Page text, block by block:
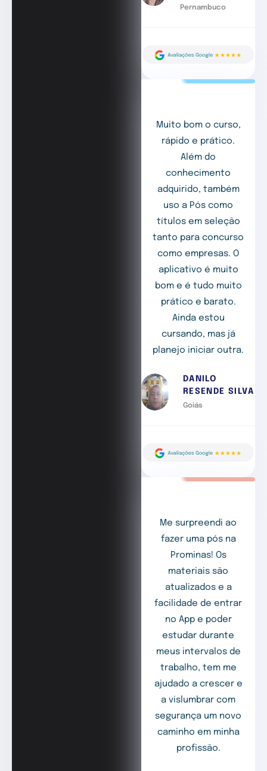
Pernambuco
Muito bom o curso,
rápido e prático.
Além do
conhecimento
adquirido, também
uso a Pós como
títulos em seleção
tanto para concurso
como empresas. O
aplicativo é muito
bom e é tudo muito
prático e barato.
Ainda estou
cursando, mas já
planejo iniciar outra.
DANILO
RESENDE SILVA
Goiás
Me surpreendi ao
fazer uma pós na
Prominas! Os
materiais são
atualizados e a
facilidade de entrar
no App e poder
estudar durante
meus intervalos de
trabalho, tem me
ajudado a crescer e
a vislumbrar com
segurança um novo
caminho em minha
profissão.